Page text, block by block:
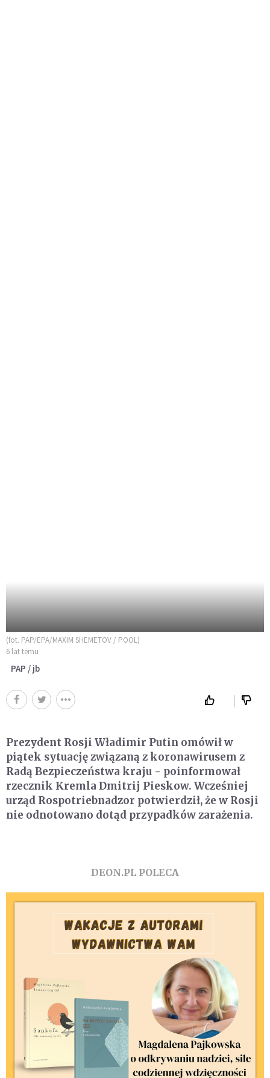
(fot. PAP/EPA/MAXIM SHEMETOV / POOL)
6 lat temu
PAP / jb
Prezydent Rosji Władimir Putin omówił w
piątek sytuację związaną z koronawirusem z
Radą Bezpieczeństwa kraju - poinformował
rzecznik Kremla Dmitrij Pieskow. Wcześniej
urząd Rospotriebnadzor potwierdził, że w Rosji
nie odnotowano dotąd przypadków zarażenia.
DEON.PL POLECA